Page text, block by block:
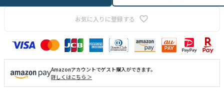
お気に入りに登録する
Amazonアカウントでゲスト購入ができます。
詳しくはこちら ＞